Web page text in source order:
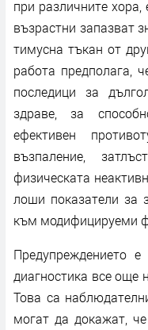
при различните
възрастни запазват
тимусна тъкан от
работа предполага,
последици за
здраве, за
ефективен
възпаление,
физическата
лоши показатели за
към модифицируеми
Предупреждението
диагностика все още
Това са
могат да докажат,